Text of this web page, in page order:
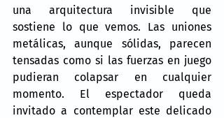
una arquitectura invisible que
sostiene lo que vemos. Las uniones
metálicas, aunque sólidas, parecen
tensadas como si las fuerzas en juego
pudieran colapsar en cualquier
momento. El espectador queda
invitado a contemplar este delicado